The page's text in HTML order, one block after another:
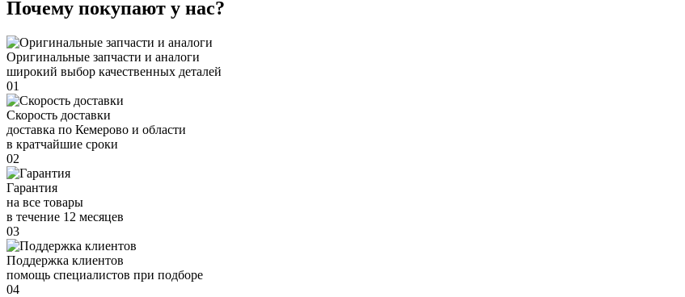
Почему покупают у нас?
Оригинальные запчасти и аналоги
широкий выбор качественных деталей
01
Скорость доставки
доставка по Кемерово и области
в кратчайшие сроки
02
Гарантия
на все товары
в течение 12 месяцев
03
Поддержка клиентов
помощь специалистов при подборе
04